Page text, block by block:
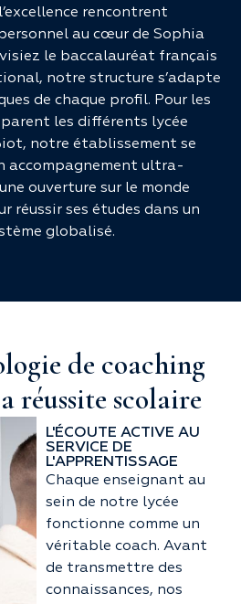
rencontrent
au cœur de Sophia
le baccalauréat français
notre structure s’adapte
de chaque profil. Pour les
les différents lycée
notre établissement se
accompagnement ultra-
ouverture sur le monde
réussir ses études dans un
globalisé.
de coaching
réussite scolaire
L'ÉCOUTE ACTIVE AU
SERVICE DE
L'APPRENTISSAGE
Chaque enseignant au
sein de notre lycée
fonctionne comme un
véritable coach. Avant
de transmettre des
connaissances, nos